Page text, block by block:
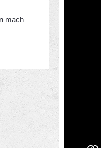
mạch